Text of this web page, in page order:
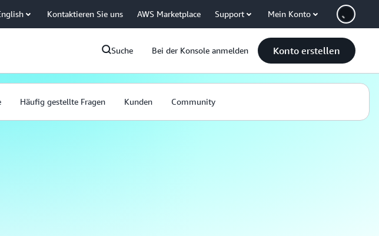
Kontaktieren Sie uns AWS Marketplace Support Mein Konto
Suche Bei der Konsole anmelden Konto erstellen
Häufig gestellte Fragen Kunden Community